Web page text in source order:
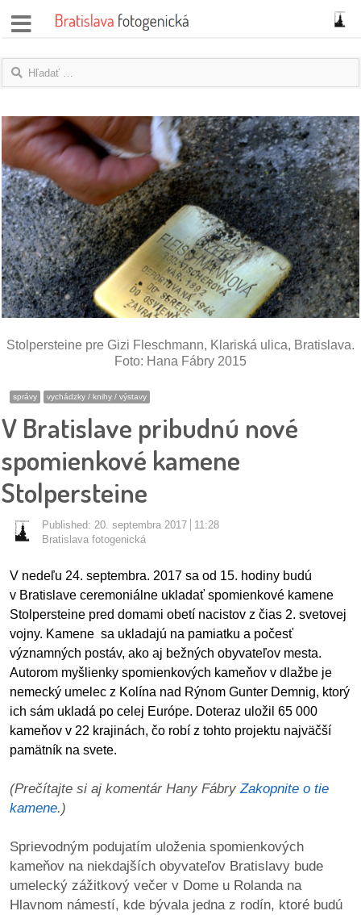
správy
názory
blogy
rozhovory
fotky
protesty
kalendár
zákony
mestské
časti
konania
stavebné
konania
pripomienkové
odkazy
Stolpersteine pre Gizi Fleschmann, Klariská ulica, Bratislava.
Foto: Hana Fábry 2015
správy vychádzky / knihy / výstavy
V Bratislave pribudnú nové
spomienkové kamene
Stolpersteine
Published: 20. septembra 2017
11:28
Bratislava fotogenická
V nedeľu 24. septembra. 2017 sa od 15. hodiny budú
v Bratislave ceremoniálne ukladať spomienkové kamene
Stolpersteine pred domami obetí nacistov z čias 2. svetovej
vojny. Kamene sa ukladajú na pamiatku a počesť
významných postáv, ako aj bežných obyvateľov mesta.
Autorom myšlienky spomienkových kameňov v dlažbe je
nemecký umelec z Kolína nad Rýnom Gunter Demnig, ktorý
ich sám ukladá po celej Európe. Doteraz uložil 65 000
kameňov v 22 krajinách, čo robí z tohto projektu najväčší
pamätník na svete.
(Prečítajte si aj komentár Hany Fábry Zakopnite o tie
kamene.)
Sprievodným podujatím uloženia spomienkových
kameňov na niekdajších obyvateľov Bratislavy bude
umelecký zážitkový večer v Dome u Rolanda na
Hlavnom námestí, kde bývala jedna z rodín, ktoré budú